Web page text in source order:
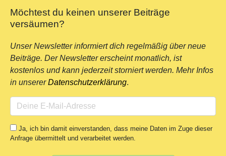
Möchtest du keinen unserer Beiträge
versäumen?
Unser Newsletter informiert dich regelmäßig über neue
Beiträge. Der Newsletter erscheint monatlich, ist
kostenlos und kann jederzeit storniert werden. Mehr Infos
in unsererDatenschutzerklärung.
Ja, ich bin damit einverstanden, dass meine Daten im Zuge dieser
Anfrage übermittelt und verarbeitet werden.